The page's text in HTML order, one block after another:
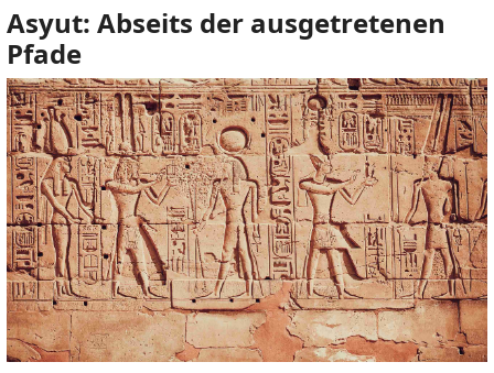
Asyut: Abseits der ausgetretenen
Pfade